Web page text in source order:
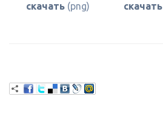
скачать (png) скачать